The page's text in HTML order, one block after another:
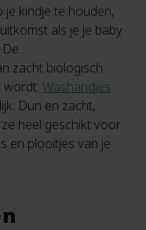
kindje te houden,
als je je baby
zacht biologisch
wordt. Washandjes
Dun en zacht,
heel geschikt voor
en plooitjes van je